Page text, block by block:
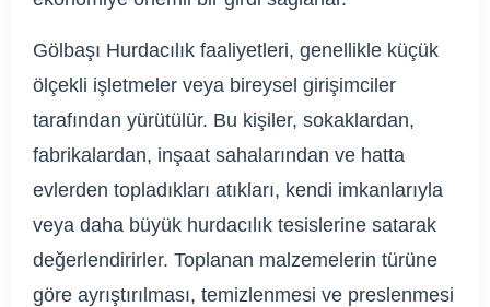
Gölbaşı Hurdacılık faaliyetleri, genellikle küçük
ölçekli işletmeler veya bireysel girişimciler
tarafından yürütülür. Bu kişiler, sokaklardan,
fabrikalardan, inşaat sahalarından ve hatta
evlerden topladıkları atıkları, kendi imkanlarıyla
veya daha büyük hurdacılık tesislerine satarak
değerlendirirler. Toplanan malzemelerin türüne
göre ayrıştırılması, temizlenmesi ve preslenmesi